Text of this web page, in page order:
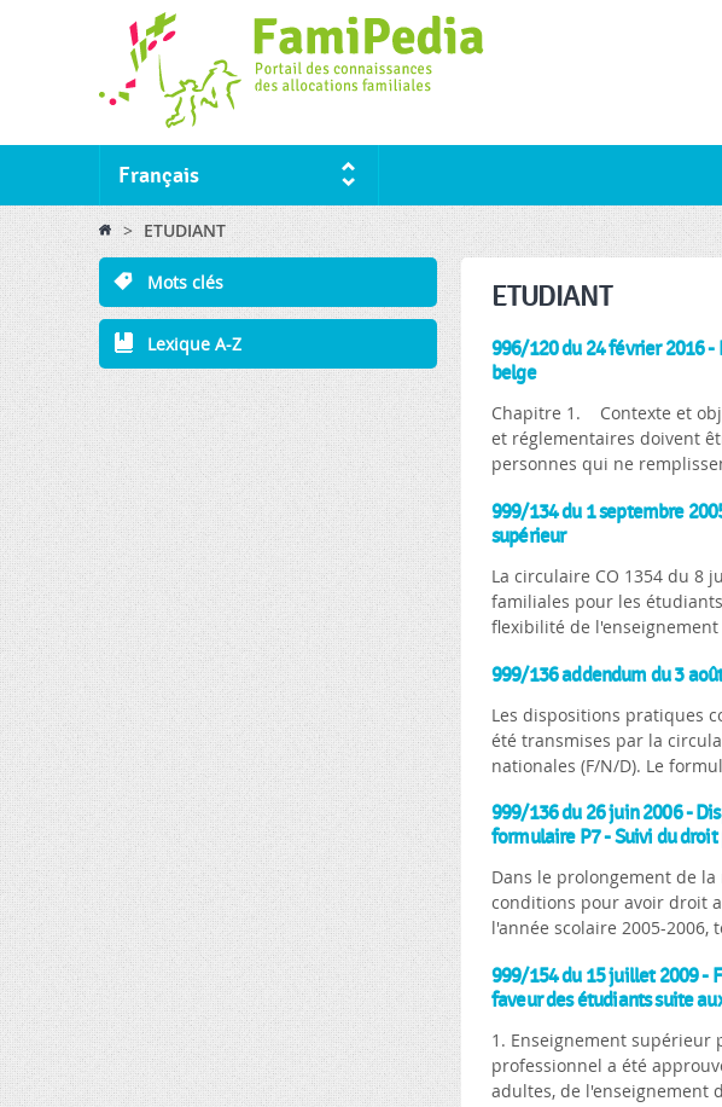
Français
You are here
> ETUDIANT
Mots clés
Lexique A-Z
ETUDIANT
996/120 du 24 février 2016
belge
Chapitre 1. Contexte et
et réglementaires doivent
personnes qui ne
999/134 du 1 septembre
supérieur
La circulaire CO 1354 du 8
familiales pour les
flexibilité de
999/136 addendum du 3
Les dispositions pratiques
été transmises par la
nationales (F/N/D). Le
999/136 du 26 juin 2006 -
formulaire P7 - Suivi du
Dans le prolongement de
conditions pour avoir droit
l'année scolaire 2005-
999/154 du 15 juillet 2009 -
faveur des étudiants suite
1. Enseignement
professionnel a été
adultes, de l'enseignement